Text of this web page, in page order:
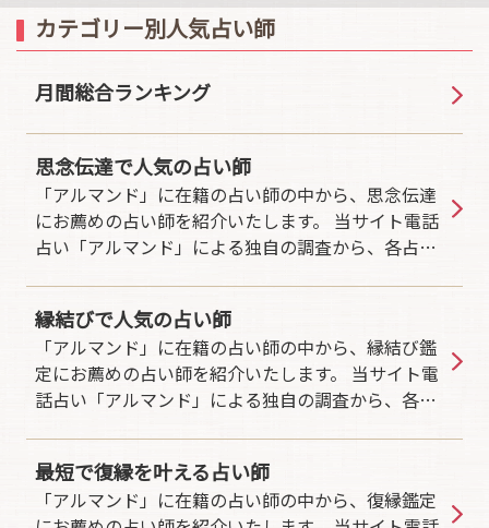
カテゴリー別人気占い師
月間総合ランキング
思念伝達で人気の占い師
「アルマンド」に在籍の占い師の中から、思念伝達
にお薦めの占い師を紹介いたします。 当サイト電話
占い「アルマンド」による独自の調査から、各占い
た超霊能力鑑定で見事に思念伝達により復縁成就を
されてきたお薦めの占い師です。思念伝達で恋愛成
功を願う方は是非、ご参考ください。 ＊本調査は、
個人情報保護法に基づき実施しております。
縁結びで人気の占い師
「アルマンド」に在籍の占い師の中から、縁結び鑑
定にお薦めの占い師を紹介いたします。 当サイト電
話占い「アルマンド」による独自の調査から、各占
優れた超霊能力鑑定で見事に縁結び成就をされてき
たお薦めの占い師です。縁結び成就を願う方は是
最短で復縁を叶える占い師
「アルマンド」に在籍の占い師の中から、復縁鑑定